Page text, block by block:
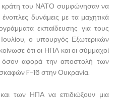
του ΝΑΤΟ συμφώνησαν να
δυνάμεις με τα μαχητικά
εκπαίδευσης για τους
ο υπουργός Εξωτερικών
ότι οι ΗΠΑ και οι σύμμαχοί
όσον αφορά την αποστολή των
F-16 στην Ουκρανία.
των ΗΠΑ να επιδιώξουν μια